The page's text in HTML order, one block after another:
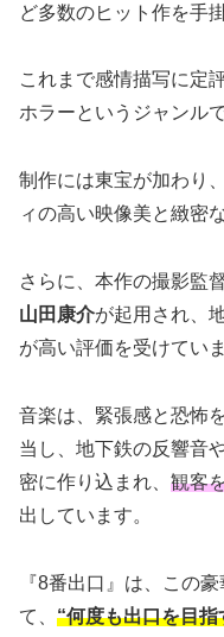
ど多数のヒット作を手
これまで感情描写に定
ホラーというジャンル
制作には東宝が加わり
ィの高い映像美と緻密
さらに、本作の撮影監
山田康介が起用され、
が高い評価を受けていま
音楽は、緊張感と恐怖
当し、地下鉄の反響音
密に作り込まれ、 観客
出しています。
『8番出口』は、この
て、 “何度も出口を目指